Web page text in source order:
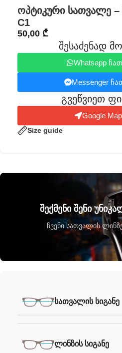
ოპტიკური სათვალე –
C1
50,00 ₾
შესაძენად
Whatsapp
Messenger
გვეწვიეთ
Google
Size guide
შექმენი შენი
ჩვენი სათვალის
ᲡᲐᲗᲕᲐᲚᲘᲡ ᲡᲘᲒᲐᲜᲔ
ᲚᲘᲜᲖᲘᲡ ᲡᲘᲒᲐᲜᲔ